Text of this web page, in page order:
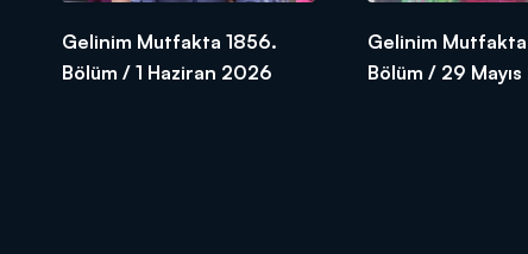
Gelinim Mutfakta 1856.
Bölüm / 1 Haziran 2026
Gelinim
Bölüm / 29